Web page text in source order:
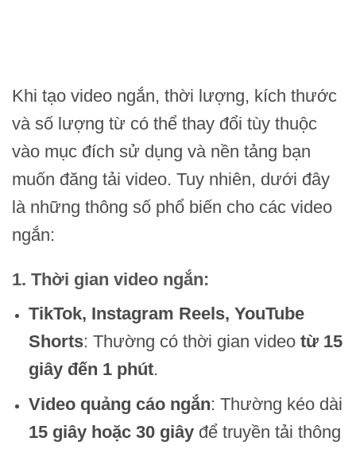
Khi tạo video ngắn, thời lượng, kích thước
và số lượng từ có thể thay đổi tùy thuộc
vào mục đích sử dụng và nền tảng bạn
muốn đăng tải video. Tuy nhiên, dưới đây
là những thông số phổ biến cho các video
ngắn:
1. Thời gian video ngắn:
TikTok, Instagram Reels, YouTube
Shorts: Thường có thời gian video từ 15
giây đến 1 phút.
Video quảng cáo ngắn: Thường kéo dài
15 giây hoặc 30 giâyđể truyền tải thông